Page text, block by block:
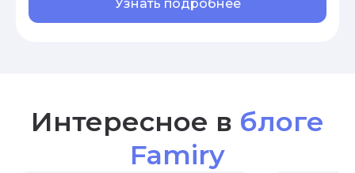
Узнать подробнее
Интересное в блоге
Famiry